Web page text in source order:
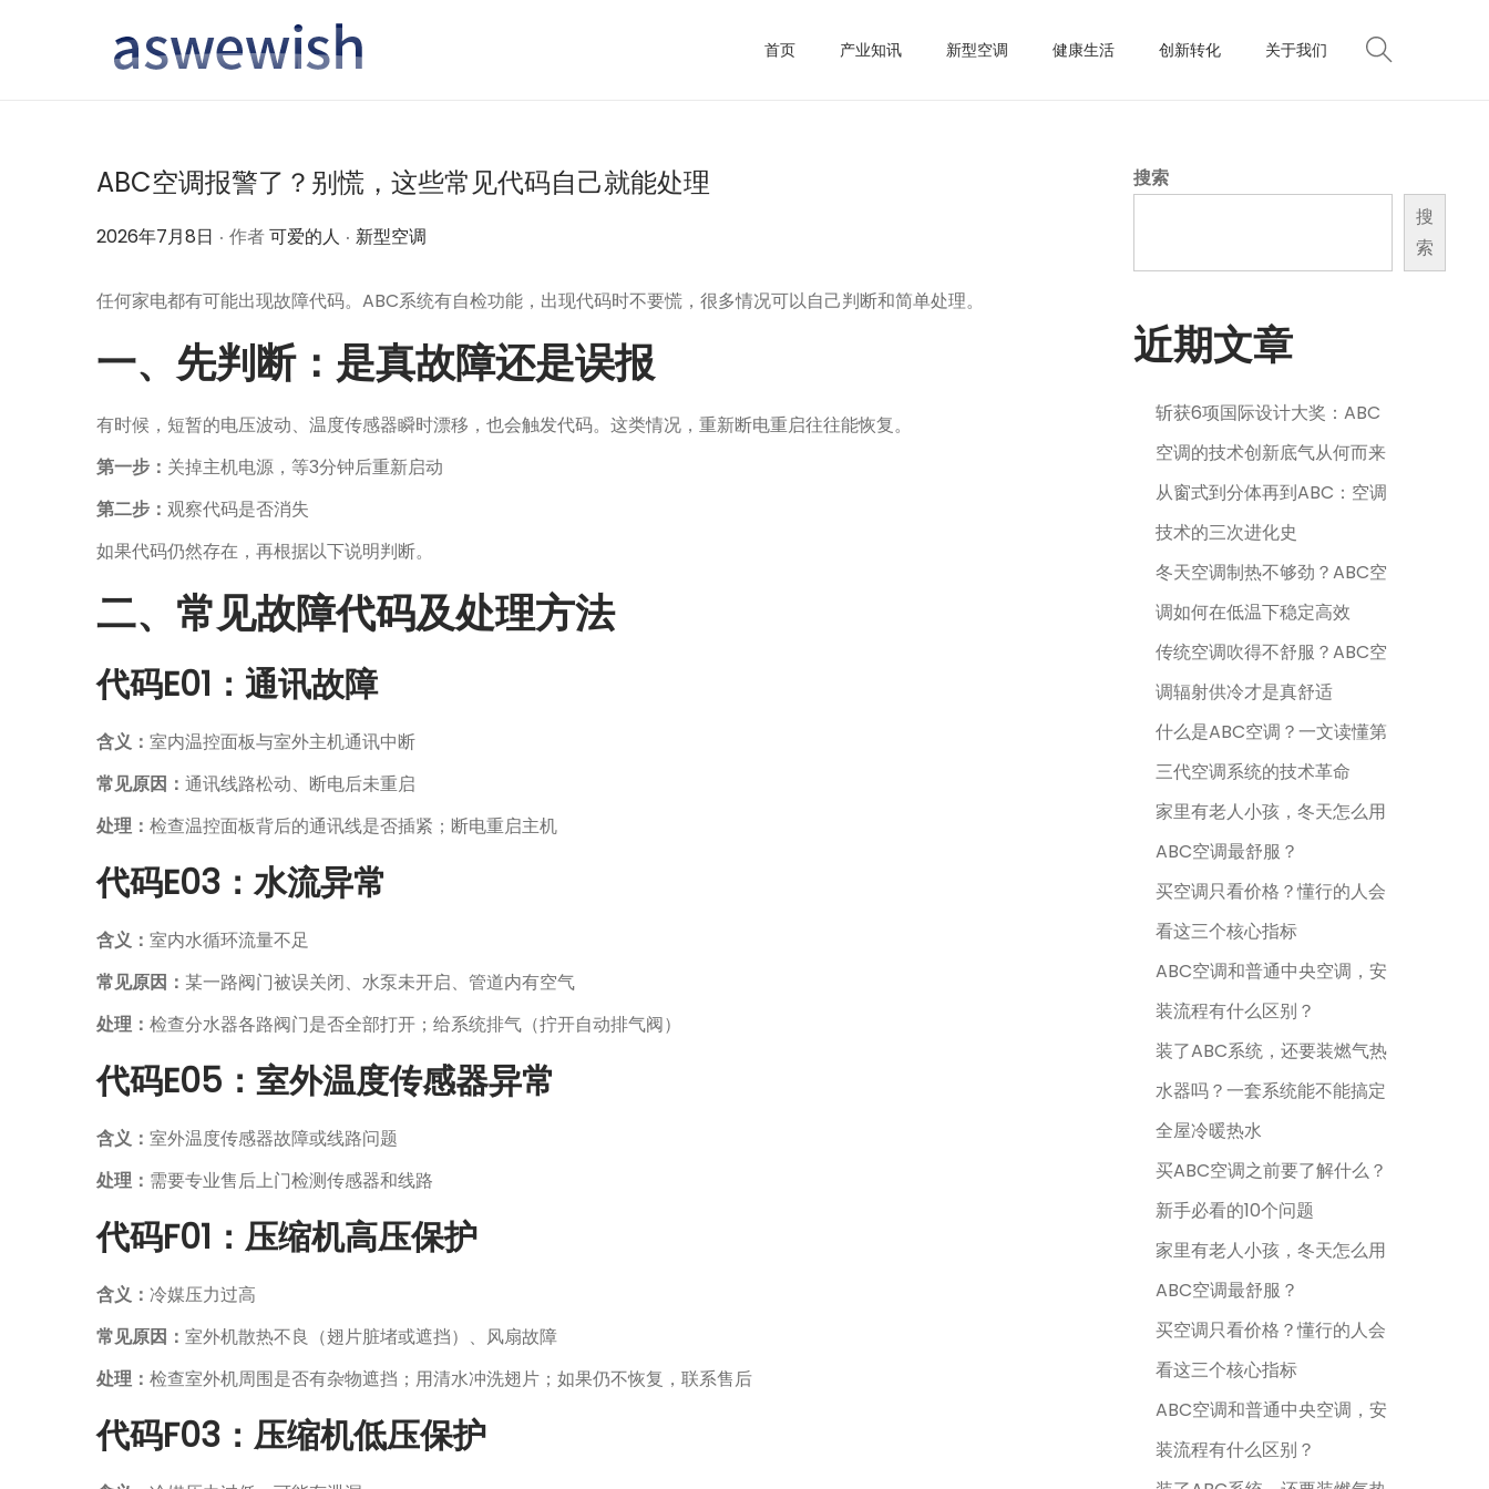
首页 产业知讯 新型空调 健康生活 创新转化 关于我们
ABC空调报警了？别慌，这些常见代码自己就能处理
作
2026年7月8日 . 作者可爱的人 . 作
新型空调
任何家电都有可能出现故障代码。ABC系统有自检功能，出现代码时不要慌，很多情况可以自己判断和简单处理。
一、先判断：是真故障还是误报
有时候，短暂的电压波动、温度传感器瞬时漂移，也会触发代码。这类情况，重新断电重启往往能恢复。
第一步： 关掉主机电源，等3分钟后重新启动
第二步： 观察代码是否消失
如果代码仍然存在，再根据以下说明判断。
二、常见故障代码及处理方法
代码E01：通讯故障
含义： 室内温控面板与室外主机通讯中断
常见原因： 通讯线路松动、断电后未重启
处理： 检查温控面板背后的通讯线是否插紧；断电重启主机
代码E03：水流异常
含义： 室内水循环流量不足
常见原因： 某一路阀门被误关闭、水泵未开启、管道内有空气
处理： 检查分水器各路阀门是否全部打开；给系统排气（拧开自动排气阀）
代码E05：室外温度传感器异常
含义： 室外温度传感器故障或线路问题
处理： 需要专业售后上门检测传感器和线路
代码F01：压缩机高压保护
含义： 冷媒压力过高
常见原因： 室外机散热不良（翅片脏堵或遮挡）、风扇故障
处理： 检查室外机周围是否有杂物遮挡；用清水冲洗翅片；如果仍不恢复，联系售后
代码F03：压缩机低压保护
搜索
搜
索
近期文章
斩获6项国际设计大奖：ABC
空调的技术创新底气从何而来
从窗式到分体再到ABC：空调
技术的三次进化史
冬天空调制热不够劲？ABC空
调如何在低温下稳定高效
传统空调吹得不舒服？ABC空
调辐射供冷才是真舒适
什么是ABC空调？一文读懂第
三代空调系统的技术革命
家里有老人小孩，冬天怎么用
ABC空调最舒服？
买空调只看价格？懂行的人会
看这三个核心指标
ABC空调和普通中央空调，安
装流程有什么区别？
装了ABC系统，还要装燃气热
水器吗？一套系统能不能搞定
全屋冷暖热水
买ABC空调之前要了解什么？
新手必看的10个问题
家里有老人小孩，冬天怎么用
ABC空调最舒服？
买空调只看价格？懂行的人会
看这三个核心指标
ABC空调和普通中央空调，安
装流程有什么区别？